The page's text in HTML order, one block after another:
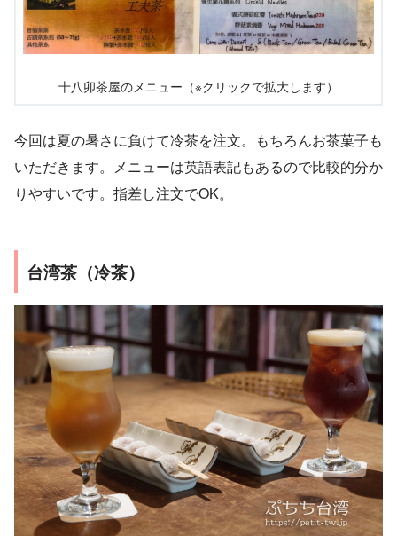
十八卯茶屋のメニュー（※クリックで拡大します）
今回は夏の暑さに負けて冷茶を注文。もちろんお茶菓子も
いただきます。メニューは英語表記もあるので比較的分か
りやすいです。指差し注文でOK。
台湾茶（冷茶）